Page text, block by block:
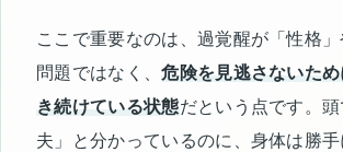
ここで重要なのは、過覚醒が「性格
問題ではなく、危険を見逃さないた
き続けている状態だという点です。
夫」と分かっているのに、身体は勝